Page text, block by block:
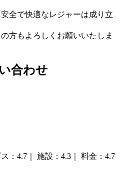
全で快適なレジャーは成り立
方もよろしくお願いいたしま
合わせ
： 4.7｜ 施設： 4.3｜ 料金： 4.7